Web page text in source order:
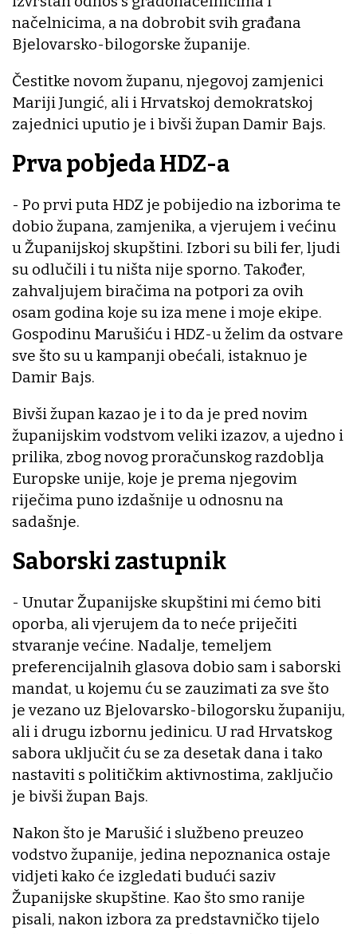
načelnicima, a na dobrobit svih građana
Bjelovarsko-bilogorske županije.
Čestitke novom županu, njegovoj zamjenici
Mariji Jungić, ali i Hrvatskoj demokratskoj
zajednici uputio je i bivši župan Damir Bajs.
Prva pobjeda HDZ-a
- Po prvi puta HDZ je pobijedio na izborima te
dobio župana, zamjenika, a vjerujem i većinu
u Županijskoj skupštini. Izbori su bili fer, ljudi
su odlučili i tu ništa nije sporno. Također,
zahvaljujem biračima na potpori za ovih
osam godina koje su iza mene i moje ekipe.
Gospodinu Marušiću i HDZ-u želim da ostvare
sve što su u kampanji obećali, istaknuo je
Damir Bajs.
Bivši župan kazao je i to da je pred novim
županijskim vodstvom veliki izazov, a ujedno i
prilika, zbog novog proračunskog razdoblja
Europske unije, koje je prema njegovim
riječima puno izdašnije u odnosnu na
sadašnje.
Saborski zastupnik
- Unutar Županijske skupštini mi ćemo biti
oporba, ali vjerujem da to neće priječiti
stvaranje većine. Nadalje, temeljem
preferencijalnih glasova dobio sam i saborski
mandat, u kojemu ću se zauzimati za sve što
je vezano uz Bjelovarsko-bilogorsku županiju,
ali i drugu izbornu jedinicu. U rad Hrvatskog
sabora uključit ću se za desetak dana i tako
nastaviti s političkim aktivnostima, zaključio
je bivši župan Bajs.
Nakon što je Marušić i službeno preuzeo
vodstvo županije, jedina nepoznanica ostaje
vidjeti kako će izgledati budući saziv
Županijske skupštine. Kao što smo ranije
pisali, nakon izbora za predstavničko tijelo